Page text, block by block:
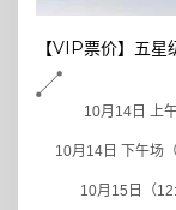
【VIP票价】五
10月14日 上
10月14日 下午场
10月15日（